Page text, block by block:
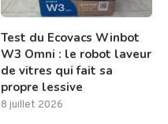
Test du Ecovacs Winbot
W3 Omni : le robot laveur
de vitres qui fait sa
propre lessive
8 juillet 2026